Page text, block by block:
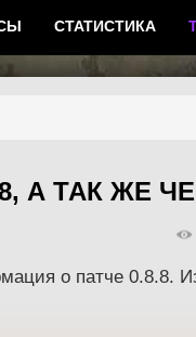
СТАТИСТИКА
А ТАК ЖЕ
о патче 0.8.8.